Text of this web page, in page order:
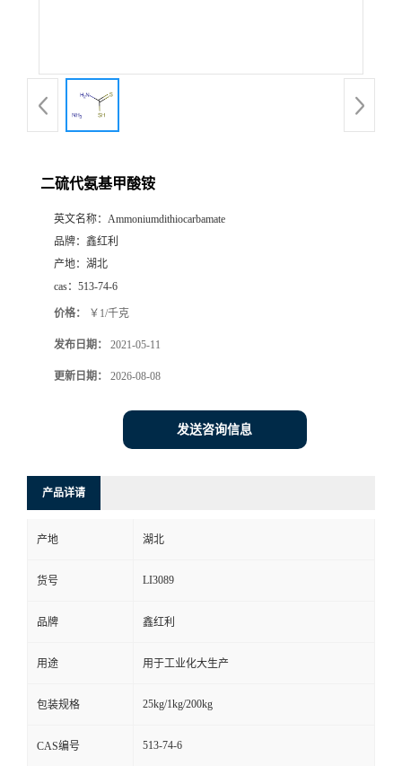
二硫代氨基甲酸铵
英文名称： Ammoniumdithiocarbamate
品牌： 鑫红利
产地： 湖北
cas： 513-74-6
价格： ￥1/千克
发布日期： 2021-05-11
更新日期： 2026-08-08
发送咨询信息
产品详请
产地 湖北
货号 LI3089
品牌 鑫红利
用途 用于工业化大生产
包装规格 25kg/1kg/200kg
CAS编号 513-74-6